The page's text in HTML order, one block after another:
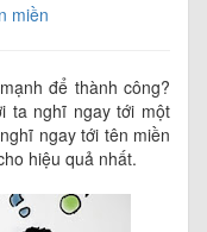
miền
để thành công?
ta nghĩ ngay tới một
ngay tới tên miền
hiệu quả nhất.